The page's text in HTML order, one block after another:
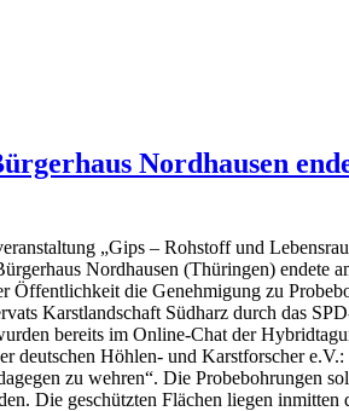
Nordhausen
„Gips – Rohstoff und
Nordhausen (Thüringen) endete
Öffentlichkeit die Genehmigung zu
Karstlandschaft Südharz durch das
bereits im Online-Chat der
deutschen Höhlen- und Karstforscher
zu wehren“. Die Probebohrungen
Die geschützten Flächen liegen